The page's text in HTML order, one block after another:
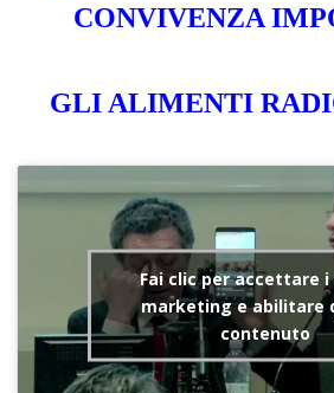
CONVIVENZA
GLI ALIMENTI
Fai clic per accettare i
marketing e abilitare
contenuto